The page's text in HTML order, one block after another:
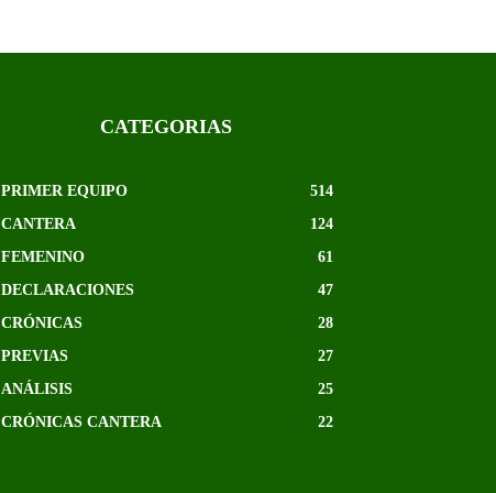
CATEGORIAS
PRIMER EQUIPO
514
CANTERA
124
FEMENINO
61
DECLARACIONES
47
CRÓNICAS
28
PREVIAS
27
ANÁLISIS
25
CRÓNICAS CANTERA
22